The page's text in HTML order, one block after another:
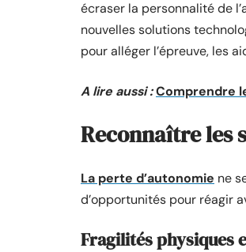
écraser la personnalité de
nouvelles solutions
pour alléger l’épreuve, les
A lire aussi :Comprendre
Reconnaître les
La perte d’autonomie ne
d’opportunités pour réagir
Fragilités physiques